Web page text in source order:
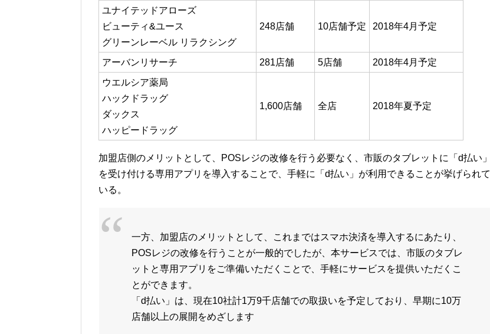
ユナイテッドアローズ
ビューティ&ユース
グリーンレーベル リラクシング
248店舗 10店舗予定 2018年4月予定
アーバンリサーチ 281店舗 5店舗
2018年4月予定
ウエルシア薬局
ハックドラッグ
ダックス
ハッピードラッグ
1,600店舗 全店 2018年夏予定
加盟店側のメリットとして、POSレジの改修を行う必要なく、市販のタブレットに「d払い」
を受け付ける専用アプリを導入することで、手軽に「d払い」が利用できることが挙げられて
いる。
一方、加盟店のメリットとして、これまではスマホ決済を導入するにあたり、
POSレジの改修を行うことが一般的でしたが、本サービスでは、市販のタブレ
ットと専用アプリをご準備いただくことで、手軽にサービスを提供いただくこ
とができます。
「d払い」は、現在10社計1万9千店舗での取扱いを予定しており、早期に10万
店舗以上の展開をめざします